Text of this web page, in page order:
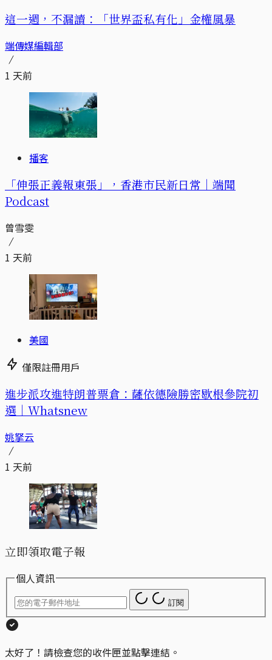
這一週，不漏讀：「世界盃私有化」金權風暴
端傳媒編輯部
1 天前
播客
「伸張正義報東張」，香港市民新日常｜端聞
Podcast
曾雪雯
1 天前
美國
僅限註冊用戶
進步派攻進特朗普票倉：薩依德險勝密歇根參院初
選｜Whatsnew
姚拏云
1 天前
立即領取電子報
個人資訊
訂閱
太好了！請檢查您的收件匣並點擊連結。